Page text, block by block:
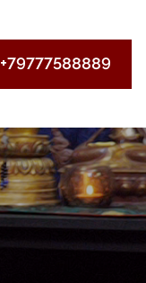
+79777588889